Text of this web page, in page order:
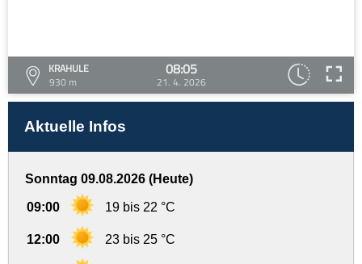
KRAHULE
930 m
08:05
21. 4. 2026
Aktuelle Infos
Sonntag 09.08.2026 (Heute)
09:00 19 bis 22 °C
12:00 23 bis 25 °C